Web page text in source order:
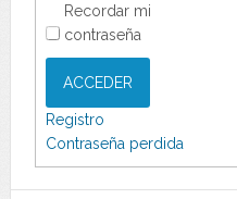
Recordar mi
contraseña
ACCEDER
Registro
Contraseña perdida